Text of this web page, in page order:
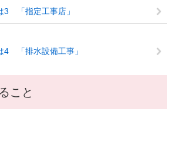
3 「指定工事店」
4 「排水設備工事」
こと